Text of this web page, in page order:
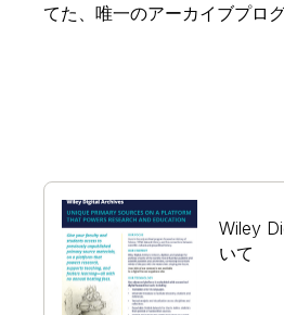
てた、唯一のアーカイブプログ
Wiley
いて